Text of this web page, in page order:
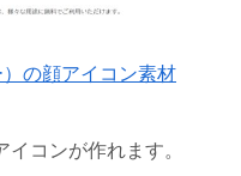
の顔アイコン素材
コンが作れます。